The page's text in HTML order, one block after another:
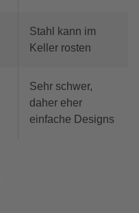
Stahl kann im
Keller rosten
Sehr schwer,
daher eher
einfache Designs